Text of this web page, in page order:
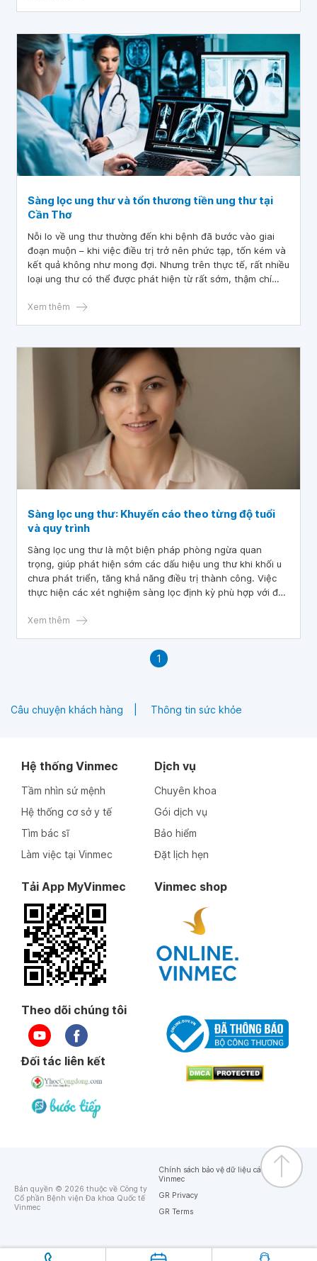
Sàng lọc ung thư và tổn thương tiền ung thư tại
Cần Thơ
Nỗi lo về ung thư thường đến khi bệnh đã bước vào giai
đoạn muộn – khi việc điều trị trở nên phức tạp, tốn kém và
kết quả không như mong đợi. Nhưng trên thực tế, rất nhiều
loại ung thư có thể được phát hiện từ rất sớm, thậm chí
trị khỏi gần như tuyệt đối.
Xem thêm
Sàng lọc ung thư: Khuyến cáo theo từng độ tuổi
và quy trình
Sàng lọc ung thư là một biện pháp phòng ngừa quan
trọng, giúp phát hiện sớm các dấu hiệu ung thư khi khối u
chưa phát triển, tăng khả năng điều trị thành công. Việc
thực hiện các xét nghiệm sàng lọc định kỳ phù hợp với độ
sức khỏe bản thân và gia đình.
Xem thêm
1
Câu chuyện khách hàng Thông tin sức khỏe
Hệ thống Vinmec
Tầm nhìn sứ mệnh
Hệ thống cơ sở y tế
Tìm bác sĩ
Làm việc tại Vinmec
Dịch vụ
Chuyên khoa
Gói dịch vụ
Bảo hiểm
Đặt lịch hẹn
Tải App MyVinmec Vinmec shop
Theo dõi chúng tôi
Đối tác liên kết
Bản quyền © 2026 thuộc về Công ty
Cổ phần Bệnh viện Đa khoa Quốc tế
Vinmec
Chính sách bảo vệ dữ liệu cá nhân của
Vinmec
GR Privacy
GR Terms